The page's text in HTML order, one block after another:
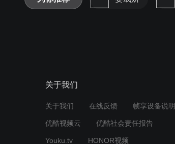
关于我们
关于我们 在线反馈 帧享设备说明
优酷视频云 优酷社会责任报告
Youku.tv HONOR视频